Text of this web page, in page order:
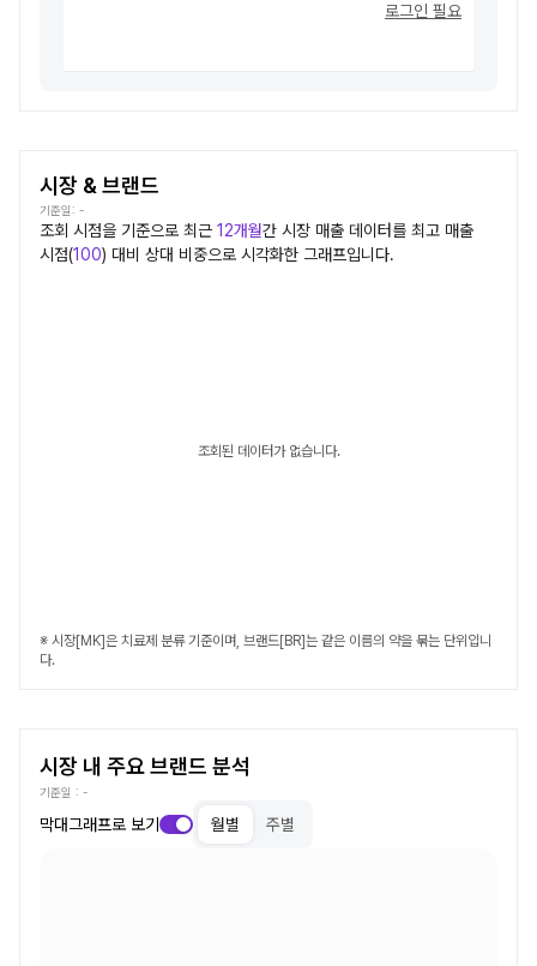
로그인 필요
시장 & 브랜드
기준일: -
조회 시점을 기준으로 최근 12개월간 시장 매출 데이터를 최고 매출
시점(100) 대비 상대 비중으로 시각화한 그래프입니다.
조회된 데이터가 없습니다.
※ 시장[MK]은 치료제 분류 기준이며, 브랜드[BR]는 같은 이름의 약을 묶는 단위입니
다.
시장 내 주요 브랜드 분석
기준일 : -
막대그래프로 보기 월별 주별